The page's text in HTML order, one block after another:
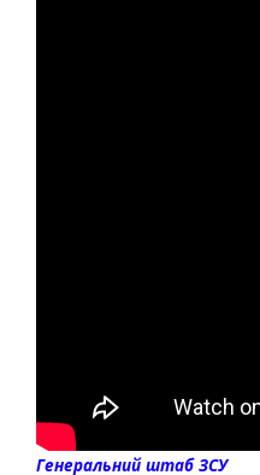
Генеральний штаб ЗСУ